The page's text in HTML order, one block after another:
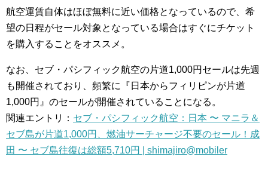
航空運賃自体はほぼ無料に近い価格となっているので、希
望の日程がセール対象となっている場合はすぐにチケット
を購入することをオススメ。
なお、セブ・パシフィック航空の片道1,000円セールは先週
も開催されており、頻繁に『日本からフィリピンが片道
1,000円』のセールが開催されていることになる。
関連エントリ： セブ・パシフィック航空：日本 〜 マニラ＆
セブ島が片道1,000円、燃油サーチャージ不要のセール！成
田 〜 セブ島往復は総額5,710円 | shimajiro@mobiler